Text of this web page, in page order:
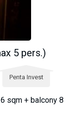
5 pers.)
Penta Invest
sqm + balcony 8